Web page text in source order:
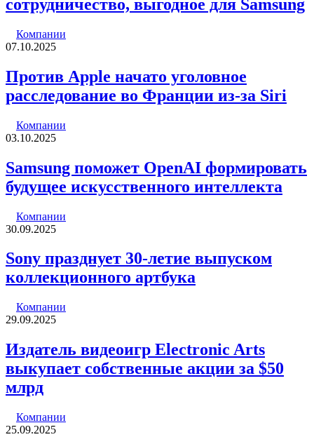
сотрудничество, выгодное для Samsung
Компании
07.10.2025
Против Apple начато уголовное
расследование во Франции из-за Siri
Компании
03.10.2025
Samsung поможет OpenAI формировать
будущее искусственного интеллекта
Компании
30.09.2025
Sony празднует 30-летие выпуском
коллекционного артбука
Компании
29.09.2025
Издатель видеоигр Electronic Arts
выкупает собственные акции за $50
млрд
Компании
25.09.2025